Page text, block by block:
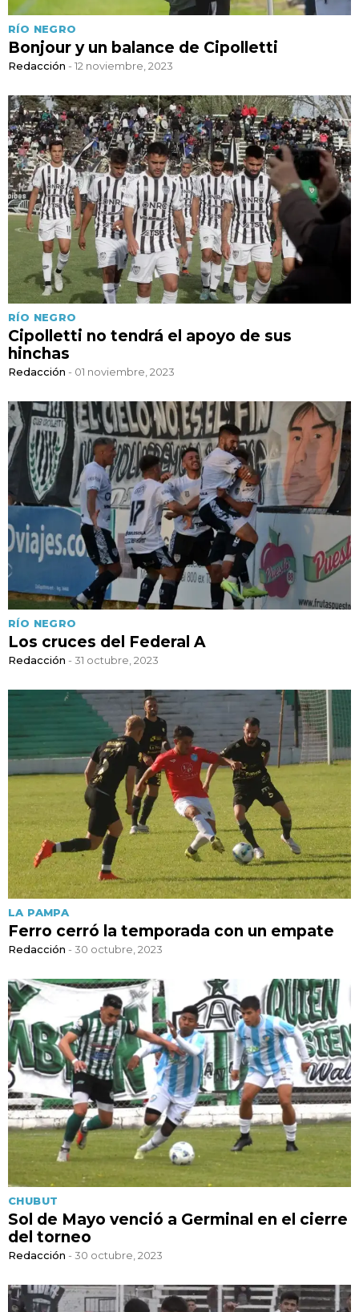
RÍO NEGRO
Bonjour y un balance de Cipolletti
Redacción - 12 noviembre, 2023
RÍO NEGRO
Cipolletti no tendrá el apoyo de sus
hinchas
Redacción - 01 noviembre, 2023
RÍO NEGRO
Los cruces del Federal A
Redacción - 31 octubre, 2023
LA PAMPA
Ferro cerró la temporada con un empate
Redacción - 30 octubre, 2023
CHUBUT
Sol de Mayo venció a Germinal en el cierre
del torneo
Redacción - 30 octubre, 2023